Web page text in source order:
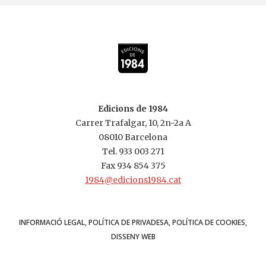
Edicions de 1984
Carrer Trafalgar, 10, 2n-2a A
08010 Barcelona
Tel. 933 003 271
Fax 934 854 375
1984@edicions1984.cat
INFORMACIÓ LEGAL POLÍTICA DE PRIVADESA POLÍTICA DE COOKIES
DISSENY WEB